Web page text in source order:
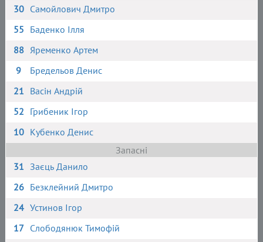
30 Самойлович Дмитро
55 Баденко Ілля
88 Яременко Артем
9
Бредельов Денис
21 Васін Андрій
52 Грибеник Ігор
10 Кубенко Денис
Запасні
31 Заєць Данило
26 Безклейний Дмитро
24 Устинов Ігор
17 Слободянюк Тимофій